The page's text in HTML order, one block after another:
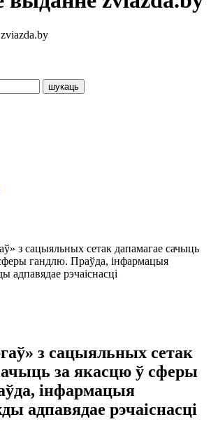
з сацыяльных сетак дапамагае сачыць
гандлю. Праўда, інфармацыя
адпавядае рэчаіснасці
з сацыяльных сетак
за якасцю ў сферы
інфармацыя
адпавядае рэчаіснасці